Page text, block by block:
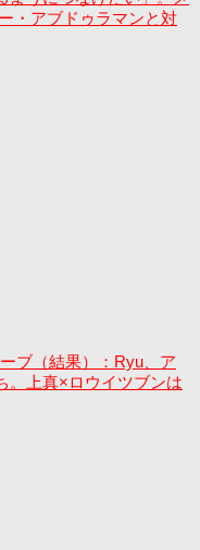
・アブドゥラマンと対
ブ（結果）：Ryu、ア
。上真×ロウイツブンは